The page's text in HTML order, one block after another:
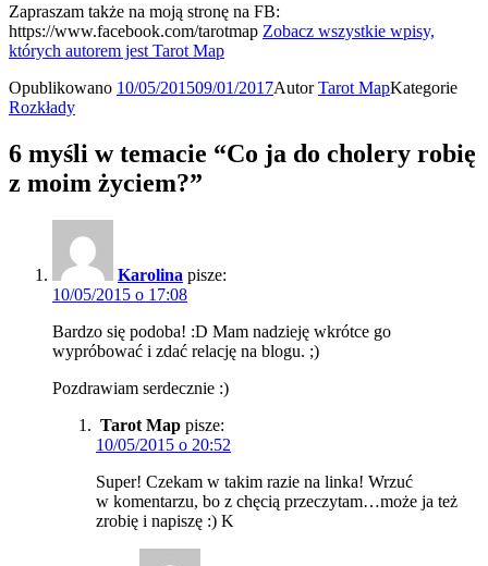
Zapraszam także na moją stronę na FB:
https://www.facebook.com/tarotmap Zobacz wszystkie wpisy,
których autorem jest Tarot Map
Opublikowano 10/05/201509/01/2017AutorTarot MapKategorie
Rozkłady
6 myśli w temacie “Co ja do cholery robię
z moim życiem?”
Karolina pisze:
10/05/2015 o 17:08
Bardzo się podoba! :D Mam nadzieję wkrótce go
wypróbować i zdać relację na blogu. ;)
Pozdrawiam serdecznie :)
Tarot Map pisze:
10/05/2015 o 20:52
Super! Czekam w takim razie na linka! Wrzuć
w komentarzu, bo z chęcią przeczytam…może ja też
zrobię i napiszę :) K